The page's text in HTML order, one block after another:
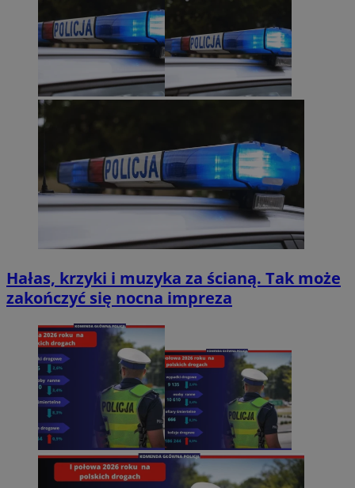
Hałas, krzyki i muzyka za ścianą. Tak może
zakończyć się nocna impreza